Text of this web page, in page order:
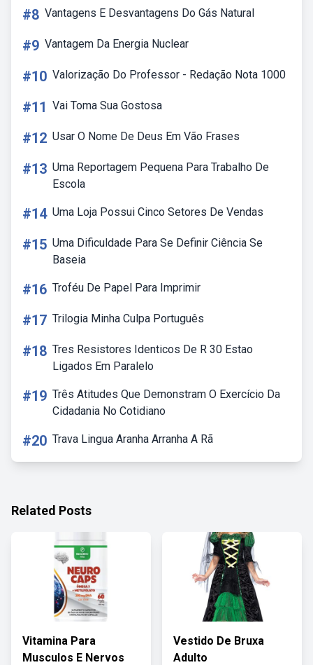
#8 Vantagens E Desvantagens Do Gás Natural
#9 Vantagem Da Energia Nuclear
#10 Valorização Do Professor - Redação Nota 1000
#11 Vai Toma Sua Gostosa
#12 Usar O Nome De Deus Em Vão Frases
#13 Uma Reportagem Pequena Para Trabalho De
Escola
#14 Uma Loja Possui Cinco Setores De Vendas
#15 Uma Dificuldade Para Se Definir Ciência Se
Baseia
#16 Troféu De Papel Para Imprimir
#17 Trilogia Minha Culpa Português
#18 Tres Resistores Identicos De R 30 Estao
Ligados Em Paralelo
#19 Três Atitudes Que Demonstram O Exercício Da
Cidadania No Cotidiano
#20 Trava Lingua Aranha Arranha A Rã
Related Posts
Vitamina Para
Musculos E Nervos
Vestido De Bruxa
Adulto